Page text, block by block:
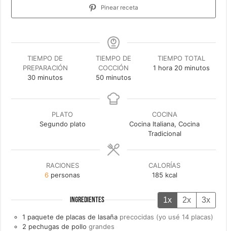
Pinear receta
TIEMPO DE
PREPARACIÓN
30minutos
minutos
TIEMPO DE
COCCIÓN
50minutos
minutos
TIEMPO TOTAL
1 hora
hora 20minutos
minutos
PLATO
Segundo plato
COCINA
Cocina Italiana, Cocina
Tradicional
RACIONES
6 personas
CALORÍAS
185 kcal
INGREDIENTES 1x 2x 3x
1 paquete de placas de lasaña precocidas (yo usé 14 placas)
2 pechugas de pollo grandes